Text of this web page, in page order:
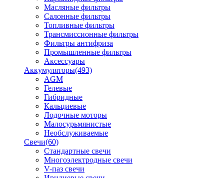
Масляные фильтры
Салонные фильтры
Топливные фильтры
Трансмиссионные фильтры
Фильтры антифриза
Промышленные фильтры
Аксессуары
Аккумуляторы(493)
AGM
Гелевые
Гибридные
Кальциевые
Лодочные моторы
Малосурьмянистые
Необслуживаемые
Свечи(60)
Стандартные свечи
Многоэлектродные свечи
V-паз свечи